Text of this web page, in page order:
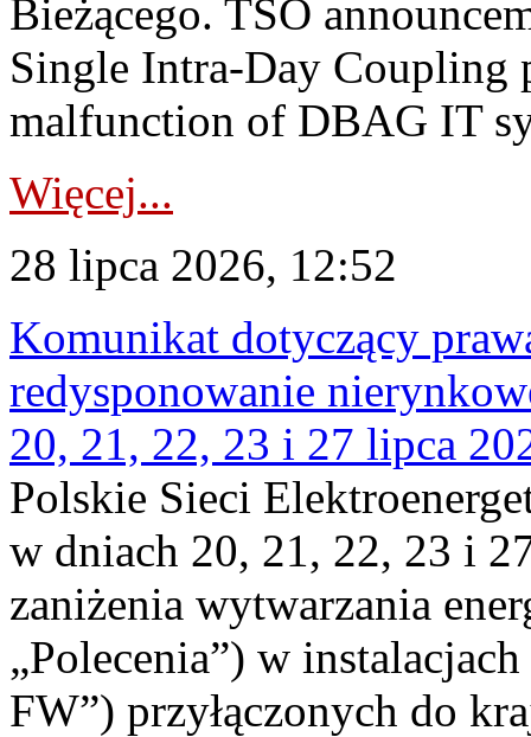
Bieżącego. TSO
Single Intra-Day Coupling
malfunction of DBAG IT
Więcej...
28 lipca 2026, 12:52
Komunikat dotyczący
redysponowanie
20, 21, 22, 23 i 27 lipca
Polskie Sieci
w dniach 20, 21, 22, 23 i
zaniżenia wytwarzania
„Polecenia”) w
FW”) przyłączonych do